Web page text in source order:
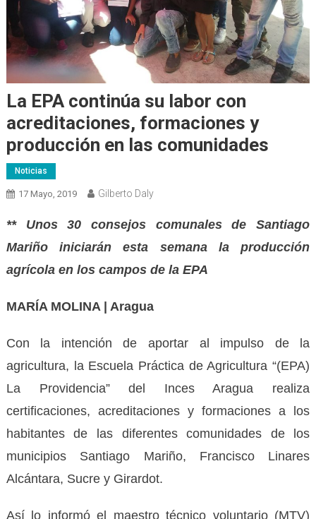
La EPA continúa su labor con
acreditaciones, formaciones y
producción en las comunidades
Noticias
17 Mayo, 2019 Gilberto Daly
** Unos 30 consejos comunales de Santiago
Mariño iniciarán esta semana la producción
agrícola en los campos de la EPA
MARÍA MOLINA | Aragua
Con la intención de aportar al impulso de la
agricultura, la Escuela Práctica de Agricultura “(EPA)
La Providencia” del Inces Aragua realiza
certificaciones, acreditaciones y formaciones a los
habitantes de las diferentes comunidades de los
municipios Santiago Mariño, Francisco Linares
Alcántara, Sucre y Girardot.
Así lo informó el maestro técnico voluntario (MTV)